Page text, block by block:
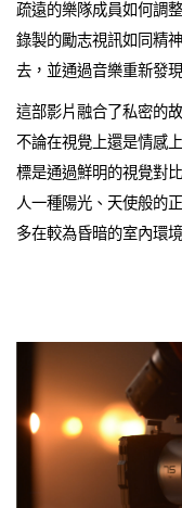
疏遠的樂隊成員如何調
錄製的勵志視訊如同精
去，並通過音樂重新發
這部影片融合了私密的
不論在視覺上還是情感
標是通過鮮明的視覺對
人一種陽光、天使般的
多在較為昏暗的室內環